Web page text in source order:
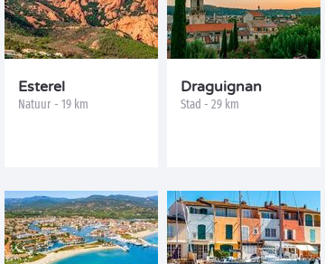
Esterel
Natuur - 19 km
Draguignan
Stad - 29 km